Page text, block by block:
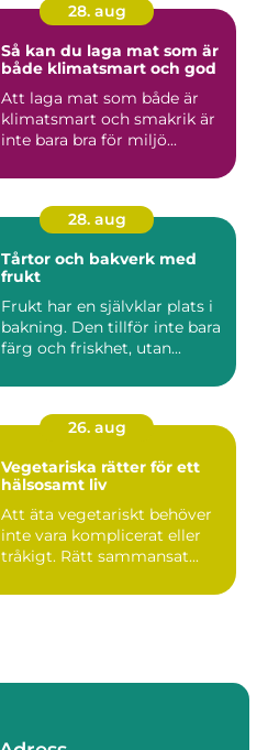
28. aug
Så kan du laga mat som är
både klimatsmart och god
Att laga mat som både är
klimatsmart och smakrik är
inte bara bra för miljö...
28. aug
Tårtor och bakverk med
frukt
Frukt har en självklar plats i
bakning. Den tillför inte bara
färg och friskhet, utan...
26. aug
Vegetariska rätter för ett
hälsosamt liv
Att äta vegetariskt behöver
inte vara komplicerat eller
tråkigt. Rätt sammansat...